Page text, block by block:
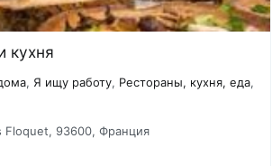
кухня
, Я ищу работу, Рестораны, кухня, еда,
Floquet, 93600, Франция